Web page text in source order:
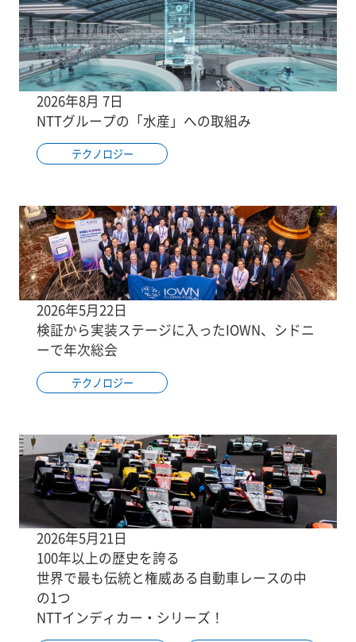
2026年8月 7日
NTTグループの「水産」への取組み
テクノロジー
2026年5月22日
検証から実装ステージに入ったIOWN、シドニ
ーで年次総会
テクノロジー
2026年5月21日
100年以上の歴史を誇る
世界で最も伝統と権威ある自動車レースの中
の1つ
NTTインディカー・シリーズ！